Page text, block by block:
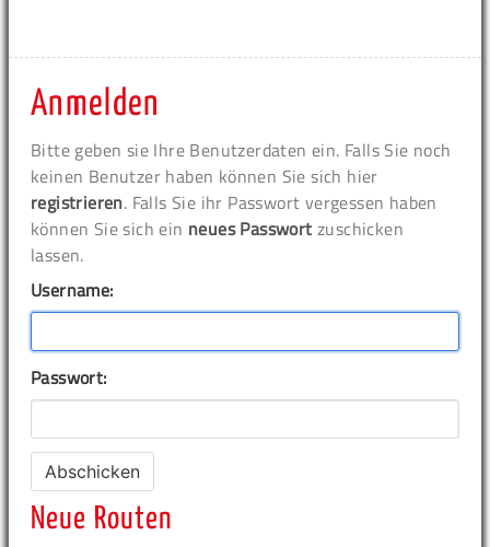
Anmelden
Bitte geben sie Ihre Benutzerdaten ein. Falls Sie noch
keinen Benutzer haben können Sie sich hier
registrieren. Falls Sie ihr Passwort vergessen haben
können Sie sich ein neues Passwort zuschicken
lassen.
Username:
Passwort:
Neue Routen